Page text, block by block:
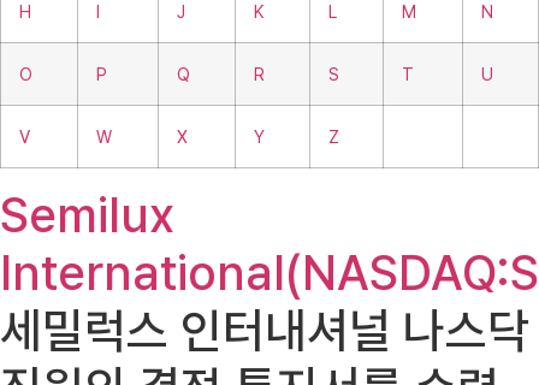
H I J K L M N
O P Q R S T U
V W X Y Z
Semilux
세밀럭스 인터내셔널 나스닥